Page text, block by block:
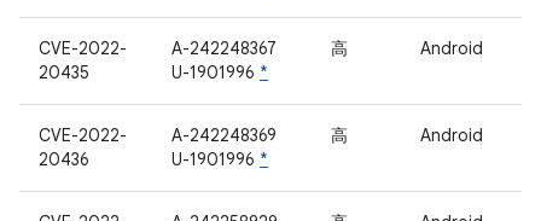
CVE-2022-
20435
A-242248367
U-1901996 *
高 Android
CVE-2022-
20436
A-242248369
U-1901996 *
高 Android